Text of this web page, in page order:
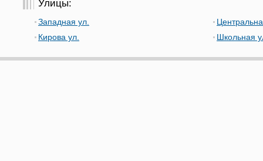
Улицы:
Западная ул.
Кирова ул.
Школьная